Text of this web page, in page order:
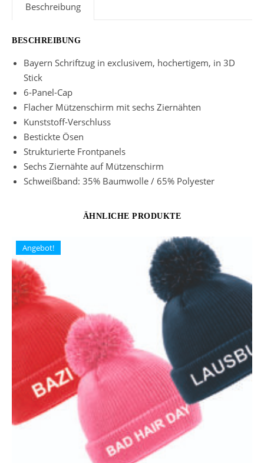
Beschreibung
BESCHREIBUNG
Bayern Schriftzug in exclusivem, hochertigem, in 3D
Stick
6-Panel-Cap
Flacher Mützenschirm mit sechs Ziernähten
Kunststoff-Verschluss
Bestickte Ösen
Strukturierte Frontpanels
Sechs Ziernähte auf Mützenschirm
Schweißband: 35% Baumwolle / 65% Polyester
ÄHNLICHE PRODUKTE
Angebot!